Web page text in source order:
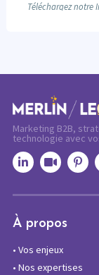
Marketing B2B,
technologie avec
À propos
• Vos enjeux
• Nos expertises